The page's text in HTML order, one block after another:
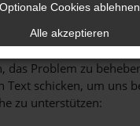
an den
oben genannten
uns bitte. Wir
das Problem zu
Text schicken, um uns
zu unterstützen:
Optionale Cookies ablehnen
Alle akzeptieren